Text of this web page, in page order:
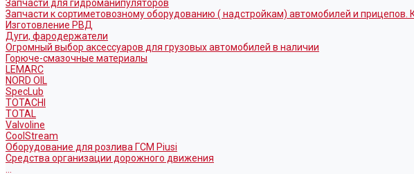
Запчасти для гидроманипуляторов
Запчасти к сортиметовозному оборудованию ( надстройкам) автомобилей и
Изготовление РВД
Дуги, фародержатели
Огромный выбор аксессуаров для грузовых автомобилей в наличии
Горюче-смазочные материалы
LEMARC
NORD OIL
SpecLub
TOTACHI
TOTAL
Valvoline
CoolStream
Оборудование для розлива ГСМ Piusi
Средства организации дорожного движения